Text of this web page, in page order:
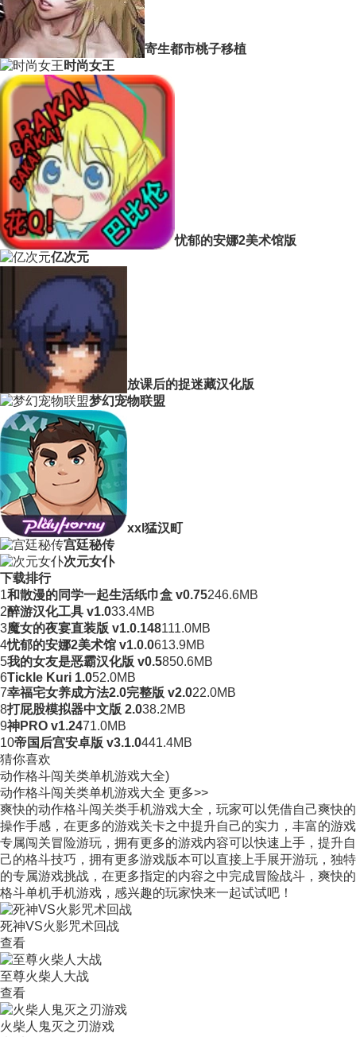
寄生都市桃子移植
时尚女王
忧郁的安娜2美术馆版
亿次元
放课后的捉迷藏汉化版
梦幻宠物联盟
xxl猛汉町
宫廷秘传
次元女仆
下载排行
1和散漫的同学一起生活纸巾盒 v0.75246.6MB
2醉游汉化工具 v1.033.4MB
3魔女的夜宴直装版 v1.0.148111.0MB
4忧郁的安娜2美术馆 v1.0.0613.9MB
5我的女友是恶霸汉化版 v0.5850.6MB
6Tickle Kuri 1.052.0MB
7幸福宅女养成方法2.0完整版 v2.022.0MB
8打屁股模拟器中文版 2.038.2MB
9神PRO v1.2471.0MB
10帝国后宫安卓版 v3.1.0441.4MB
猜你喜欢
动作格斗闯关类单机游戏大全)
动作格斗闯关类单机游戏大全 更多>>
爽快的动作格斗闯关类手机游戏大全，玩家可以凭借自己爽快的
操作手感，在更多的游戏关卡之中提升自己的实力，丰富的游戏
专属闯关冒险游玩，拥有更多的游戏内容可以快速上手，提升自
己的格斗技巧，拥有更多游戏版本可以直接上手展开游玩，独特
的专属游戏挑战，在更多指定的内容之中完成冒险战斗，爽快的
格斗单机手机游戏，感兴趣的玩家快来一起试试吧！
死神VS火影咒术回战
查看
至尊火柴人大战
查看
火柴人鬼灭之刃游戏